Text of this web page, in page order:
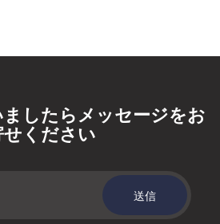
したらメッセージをお
せください
送信